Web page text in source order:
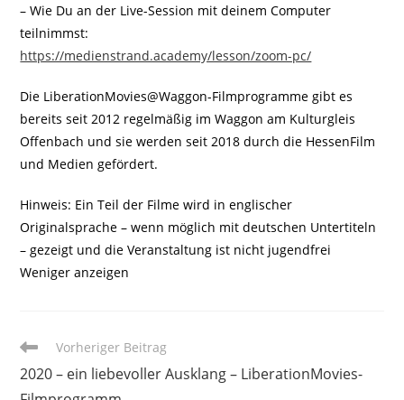
– Wie Du an der Live-Session mit deinem Computer
teilnimmst:
https://medienstrand.academy/lesson/zoom-pc/
Die LiberationMovies@Waggon-Filmprogramme gibt es
bereits seit 2012 regelmäßig im Waggon am Kulturgleis
Offenbach und sie werden seit 2018 durch die HessenFilm
und Medien gefördert.
Hinweis: Ein Teil der Filme wird in englischer
Originalsprache – wenn möglich mit deutschen Untertiteln
– gezeigt und die Veranstaltung ist nicht jugendfrei
Weniger anzeigen
Weitere
ansehen
Vorheriger Beitrag
2020 – ein liebevoller Ausklang – LiberationMovies-